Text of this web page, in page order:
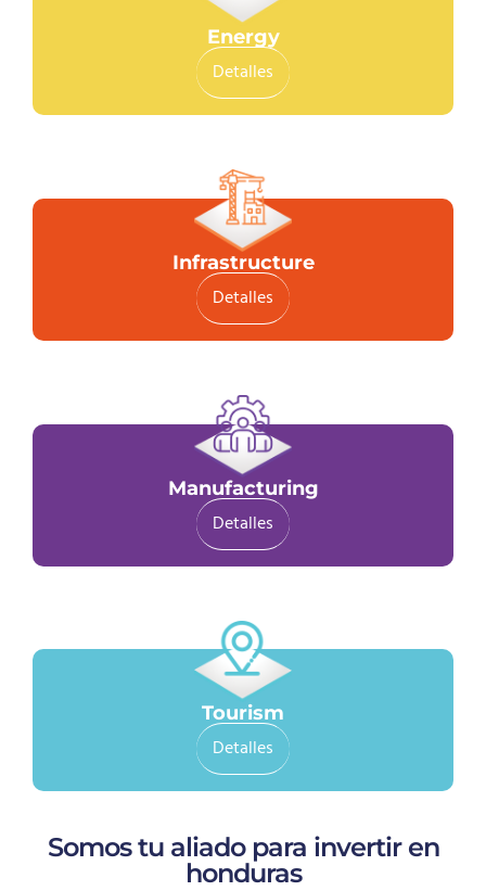
Energy
Detalles
Infrastructure
Detalles
Manufacturing
Detalles
Tourism
Detalles
Somos tu aliado para invertir en
honduras